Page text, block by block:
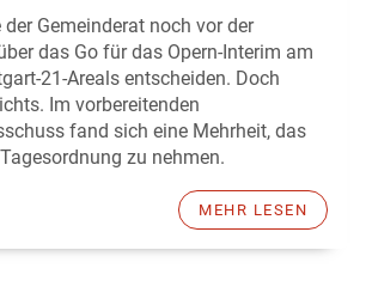
Gemeinderat noch vor der
das Go für das Opern-Interim am
21-Areals entscheiden. Doch
Im vorbereitenden
fand sich eine Mehrheit, das
zu nehmen.
MEHR LESEN